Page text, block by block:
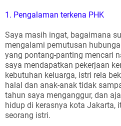
1. Pengalaman terkena PHK
Saya masih ingat, bagaimana
mengalami pemutusan
yang pontang-panting mencari
saya mendapatkan pekerjaan
kebutuhan keluarga, istri rela
halal dan anak-anak tidak
tahun saya menganggur, dan
hidup di kerasnya kota Jakarta,
seorang istri.